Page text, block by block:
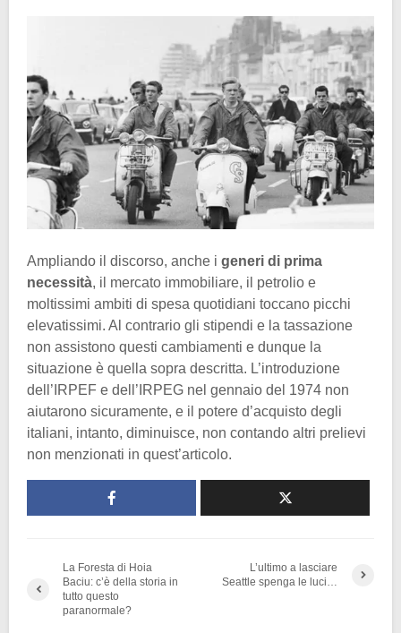
Ampliando il discorso, anche i generi di prima
necessità, il mercato immobiliare, il petrolio e
moltissimi ambiti di spesa quotidiani toccano picchi
elevatissimi. Al contrario gli stipendi e la tassazione
non assistono questi cambiamenti e dunque la
situazione è quella sopra descritta. L’introduzione
dell’IRPEF e dell’IRPEG nel gennaio del 1974 non
aiutarono sicuramente, e il potere d’acquisto degli
italiani, intanto, diminuisce, non contando altri prelievi
non menzionati in quest’articolo.
La Foresta di Hoia
Baciu: c’è della storia in
tutto questo
paranormale?
L’ultimo a lasciare
Seattle spenga le luci…